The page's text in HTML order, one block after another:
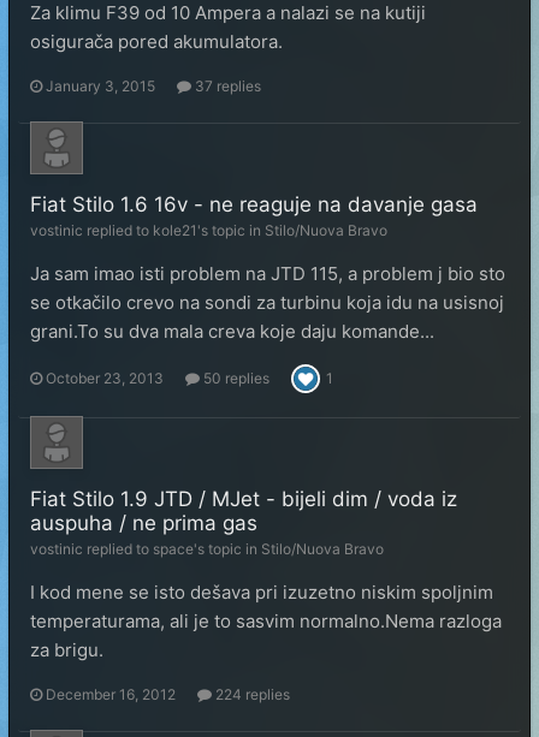
Za klimu F39 od 10 Ampera a nalazi se na kutiji
osigurača pored akumulatora.
January 3, 2015 37 replies
Fiat Stilo 1.6 16v - ne reaguje na davanje gasa
vostinic replied to kole21 's topic in Stilo/Nuova Bravo
Ja sam imao isti problem na JTD 115, a problem j bio sto
se otkačilo crevo na sondi za turbinu koja idu na usisnoj
grani.To su dva mala creva koje daju komande...
October 23, 2013 50 replies 1
Fiat Stilo 1.9 JTD / MJet - bijeli dim / voda iz
auspuha / ne prima gas
vostinic replied to space's topic in Stilo/Nuova Bravo
I kod mene se isto dešava pri izuzetno niskim spoljnim
temperaturama, ali je to sasvim normalno.Nema razloga
za brigu.
December 16, 2012 224 replies